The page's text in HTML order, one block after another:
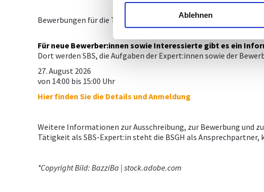
Ablehnen
Bewerbungen für die Tätigkeit als SBS-Expert:in im Jahr 2027
Für neue Bewerber:innen sowie Interessierte gibt es ein
Dort werden SBS, die Aufgaben der Expert:innen sowie der
27. August 2026
von 14:00 bis 15:00 Uhr
Hier finden Sie die Details und Anmeldung
Weitere Informationen zur Ausschreibung, zur Bewerbung und
Tätigkeit als SBS-Expert:in steht die BSGH als Ansprechpartner,
*Copyright Bild: BazziBa | stock.adobe.com